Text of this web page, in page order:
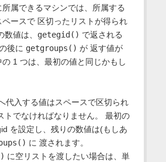
属できるマシンでは、所属する
ペースで 区切ったリストが得られ
数値は、 getegid() で返される
後に getgroups() が 返す値が
1 つは、最初の値と同じかもし
代入する値はスペースで区切られ
トでなければなりません。 最初の
を設定し、残りの数値は(もしあ
に 渡されます。
に空リストを渡したい場合は、単